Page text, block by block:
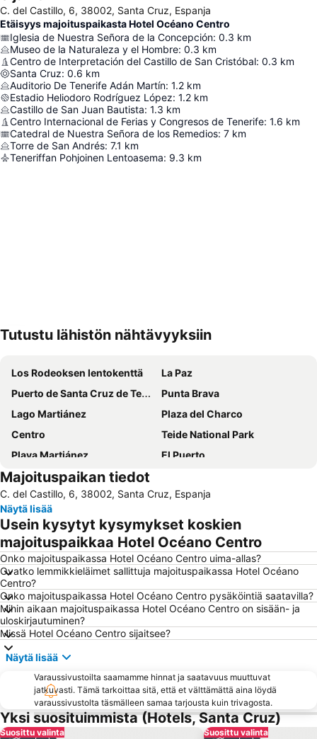
C. del Castillo, 6, 38002, Santa Cruz, Espanja
Etäisyys majoituspaikasta Hotel Océano Centro
Iglesia de Nuestra Señora de la Concepción: 0.3 km
Museo de la Naturaleza y el Hombre: 0.3 km
Centro de Interpretación del Castillo de San Cristóbal: 0.3 km
Santa Cruz: 0.6 km
Auditorio De Tenerife Adán Martín: 1.2 km
Estadio Heliodoro Rodríguez López: 1.2 km
Castillo de San Juan Bautista: 1.3 km
Centro Internacional de Ferias y Congresos de Tenerife: 1.6 km
Catedral de Nuestra Señora de los Remedios: 7 km
Torre de San Andrés: 7.1 km
Teneriffan Pohjoinen Lentoasema: 9.3 km
Tutustu lähistön nähtävyyksiin
Los Rodeoksen lentokenttä
La Paz
Puerto de Santa Cruz de Tenerife
Punta Brava
Lago Martiánez
Plaza del Charco
Centro
Teide National Park
Playa Martiánez
El Puerto
Parque Rural de Anaga
Loro Parque
Complejo Playa Jardín
Calle de los Herradores
Bananera El Guanche
Jardín Botánico
Calle de San Telmo
San Fernando
Parque Taoro
Teleférico del Teide
Parque García Sanabria
Calle San Agustin
Romería de San Isidro Labrador
El Tope-La Costa
El Drago
Mencey
Heliodoro Rodríguez López
Taganana
Casa de los Balcones
Las Arenas
Castillo de San Felipe
Majoituspaikan tiedot
C. del Castillo, 6, 38002, Santa Cruz, Espanja
Näytä lisää
Usein kysytyt kysymykset koskien
majoituspaikkaa Hotel Océano Centro
Onko majoituspaikassa Hotel Océano Centro uima-allas?
Ovatko lemmikkieläimet sallittuja majoituspaikassa Hotel Océano
Centro?
Onko majoituspaikassa Hotel Océano Centro pysäköintiä saatavilla?
Mihin aikaan majoituspaikassa Hotel Océano Centro on sisään- ja
uloskirjautuminen?
Missä Hotel Océano Centro sijaitsee?
Näytä lisää
Varaussivustoilta saamamme hinnat ja saatavuus muuttuvat
jatkuvasti. Tämä tarkoittaa sitä, että et välttämättä aina löydä
varaussivustolta täsmälleen samaa tarjousta kuin trivagosta.
Yksi suosituimmista (Hotels, Santa Cruz)
Suosittu valinta Suosittu valinta